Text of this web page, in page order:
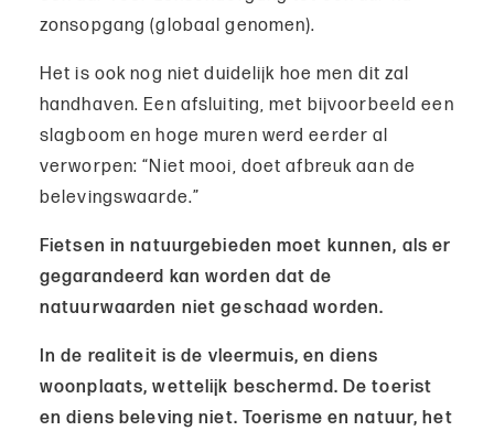
zonsopgang (globaal genomen).
Het is ook nog niet duidelijk hoe men dit zal
handhaven. Een afsluiting, met bijvoorbeeld een
slagboom en hoge muren werd eerder al
verworpen: “Niet mooi, doet afbreuk aan de
belevingswaarde.”
Fietsen in natuurgebieden moet kunnen, als er
gegarandeerd kan worden dat de
natuurwaarden niet geschaad worden.
In de realiteit is de vleermuis, en diens
woonplaats, wettelijk beschermd. De toerist
en diens beleving niet. Toerisme en natuur, het